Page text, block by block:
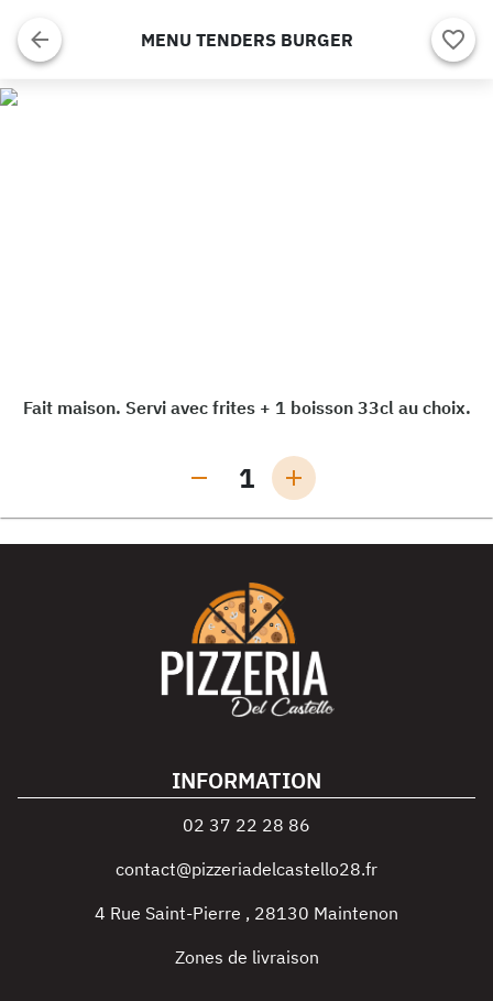
MENU TENDERS BURGER
Fait maison. Servi avec frites + 1 boisson 33cl au choix.
1
INFORMATION
02 37 22 28 86
contact@pizzeriadelcastello28.fr
4 Rue Saint-Pierre , 28130 Maintenon
Zones de livraison